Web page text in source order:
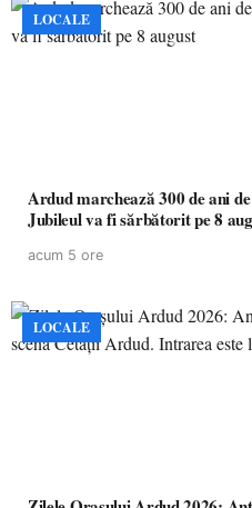
LOCALE
Ardud marchează 300 de ani
Jubileul va fi sărbătorit pe 8
acum 5 ore
LOCALE